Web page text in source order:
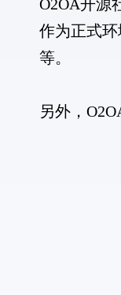
O2OA开源
作为正式环
等。
另外，